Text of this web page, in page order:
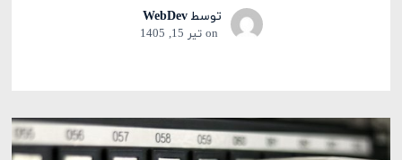
توسطWebDev
on تیر 15, 1405